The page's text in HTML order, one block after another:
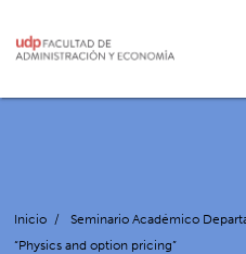
Inicio /
Seminario Académico
“Physics and option pricing”